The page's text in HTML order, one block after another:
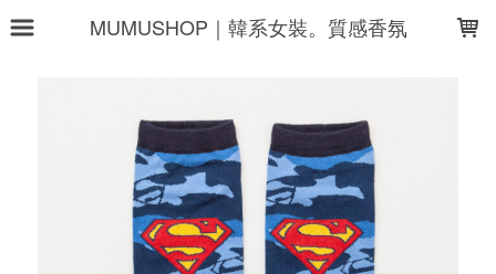
MUMUSHOP｜韓系女裝。質感香氛